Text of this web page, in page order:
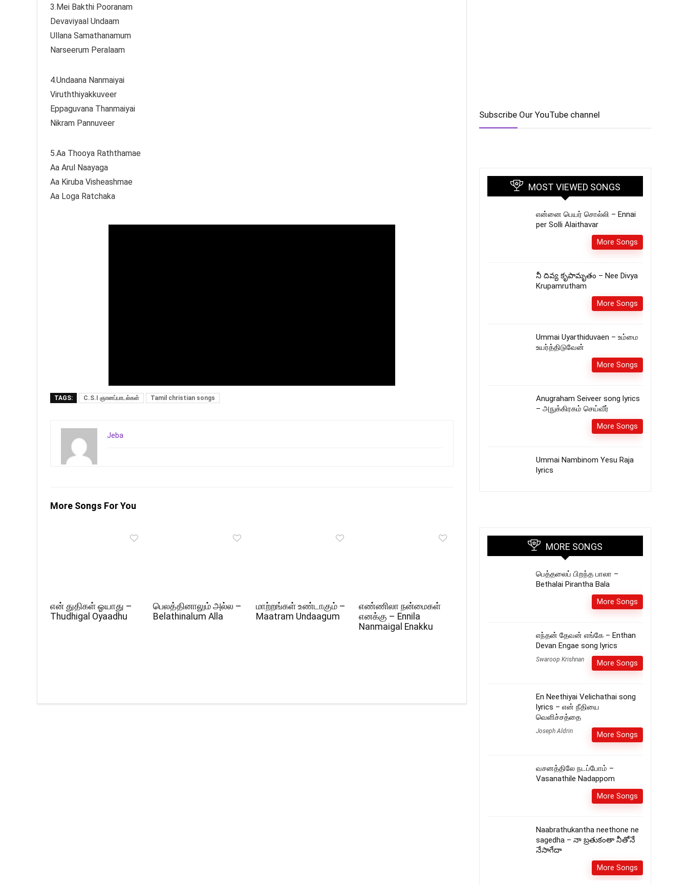
3.Mei Bakthi Pooranam
Devaviyaal Undaam
Ullana Samathanamum
Narseerum Peralaam
4.Undaana Nanmaiyai
Viruththiyakkuveer
Eppaguvana Thanmaiyai
Nikram Pannuveer
5.Aa Thooya Raththamae
Aa Arul Naayaga
Aa Kiruba Visheashmae
Aa Loga Ratchaka
TAGS: C.S.I ஞானப்பாடல்கள் Tamil christian songs
Jeba
More Songs For You
என் துதிகள் ஓயாது –
Thudhigal Oyaadhu
பெலத்தினாலும் அல்ல –
Belathinalum Alla
மாற்றங்கள் உண்டாகும் –
Maatram Undaagum
எண்ணிலா நன்மைகள்
எனக்கு – Ennila
Nanmaigal Enakku
Subscribe Our YouTube channel
MOST VIEWED SONGS
என்னை பெயர் சொல்லி – Ennai
per Solli Alaithavar
More Songs
నీ దివ్య కృపామృతం – Nee Divya
Krupamrutham
More Songs
Ummai Uyarthiduvaen – உம்மை
உயர்த்திடுவேன்
More Songs
Anugraham Seiveer song lyrics
– அநுக்கிரகம் செய்வீர்
More Songs
Ummai Nambinom Yesu Raja
lyrics
MORE SONGS
பெத்தலைப் பிறந்த பாலா –
Bethalai Pirantha Bala
More Songs
எந்தன் தேவன் எங்கே – Enthan
Devan Engae song lyrics
Swaroop Krishnan More Songs
En Neethiyai Velichathai song
lyrics – என் நீதியை
வெளிச்சத்தை
Joseph Aldrin More Songs
வசனத்திலே நடப்போம் –
Vasanathile Nadappom
More Songs
Naabrathukantha neethone ne
sagedha – నా బ్రతుకంతా నీతోనే
నేసాగేదా
More Songs